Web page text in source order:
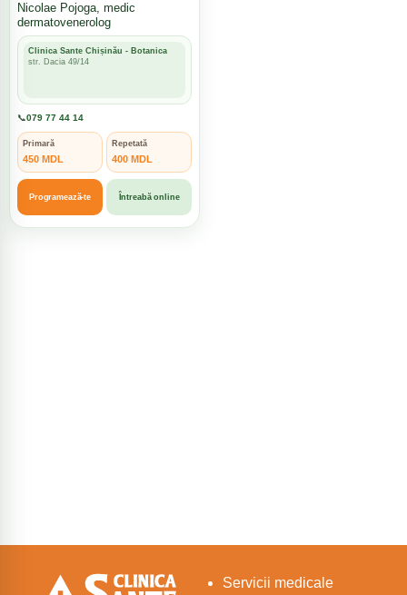
Nicolae Pojoga, medic
dermatovenerolog
Clinica Sante Chișinău - Botanica
str. Dacia 49/14
📞079 77 44 14
Primară
450 MDL
Repetată
400 MDL
Programează-te Întreabă online
Servicii medicale